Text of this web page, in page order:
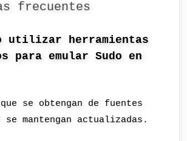
frecuentes
utilizar herramientas
para emular Sudo en
se obtengan de fuentes
mantengan actualizadas.